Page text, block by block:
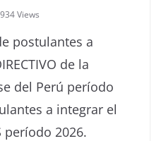
Views
postulantes a
de la
del Perú período
a integrar el
período 2026.